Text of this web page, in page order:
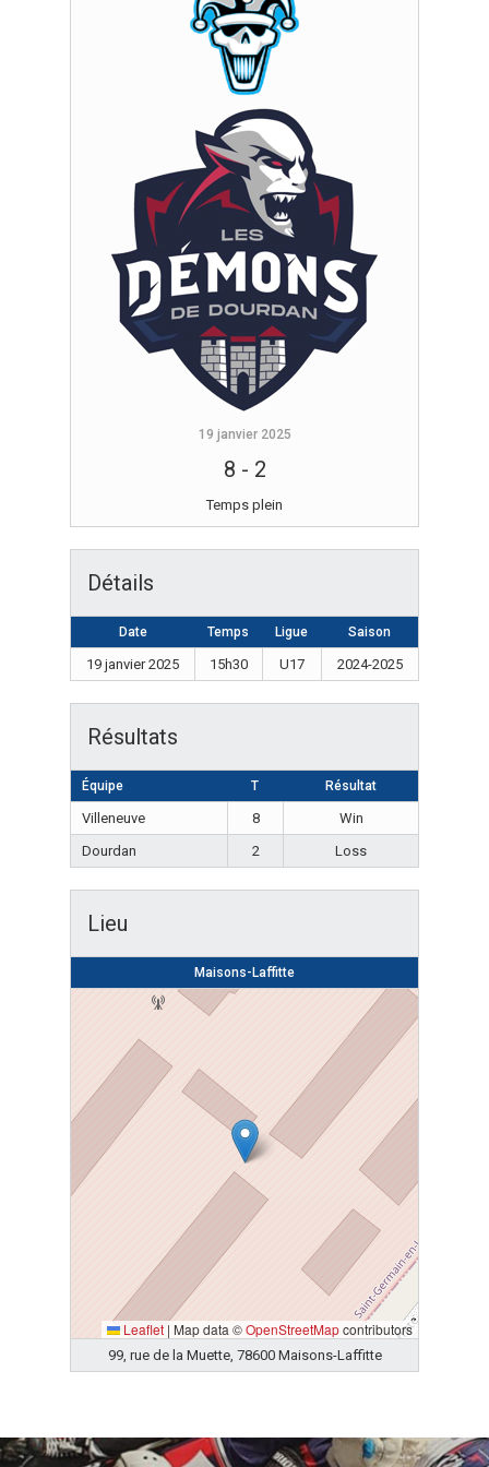
19 janvier 2025
8 - 2
Temps plein
Détails
Date Temps Ligue Saison
19 janvier 2025 15h30 U17 2024-2025
Résultats
Équipe T Résultat
Villeneuve 8
Win
Dourdan
2 Loss
Lieu
Maisons-Laffitte
Leaflet | Map data ©OpenStreetMapcontributors
99, rue de la Muette, 78600 Maisons-Laffitte